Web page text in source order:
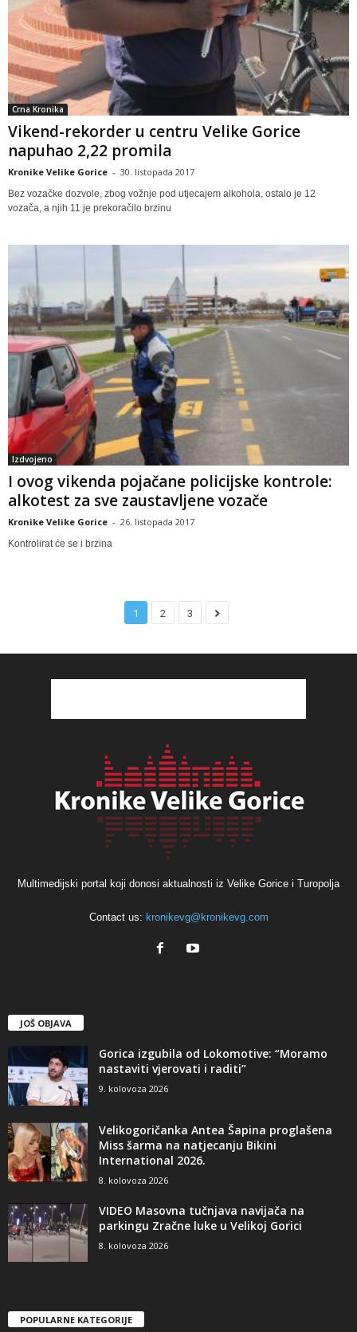
Crna Kronika
Vikend-rekorder u centru Velike Gorice
napuhao 2,22 promila
Kronike Velike Gorice - 30. listopada 2017
Bez vozačke dozvole, zbog vožnje pod utjecajem alkohola, ostalo je 12
vozača, a njih 11 je prekoračilo brzinu
Izdvojeno
I ovog vikenda pojačane policijske kontrole:
alkotest za sve zaustavljene vozače
Kronike Velike Gorice - 26. listopada 2017
Kontrolirat će se i brzina
1 2 3
Multimedijski portal koji donosi aktualnosti iz Velike Gorice i Turopolja
Contact us: kronikevg@kronikevg.com
JOŠ OBJAVA
Gorica izgubila od Lokomotive: “Moramo
nastaviti vjerovati i raditi”
9. kolovoza 2026
Velikogoričanka Antea Šapina proglašena
Miss šarma na natjecanju Bikini
International 2026.
8. kolovoza 2026
VIDEO Masovna tučnjava navijača na
parkingu Zračne luke u Velikoj Gorici
8. kolovoza 2026
POPULARNE KATEGORIJE